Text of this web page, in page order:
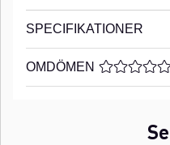
SPECIFIKATIONER
OMDÖMEN